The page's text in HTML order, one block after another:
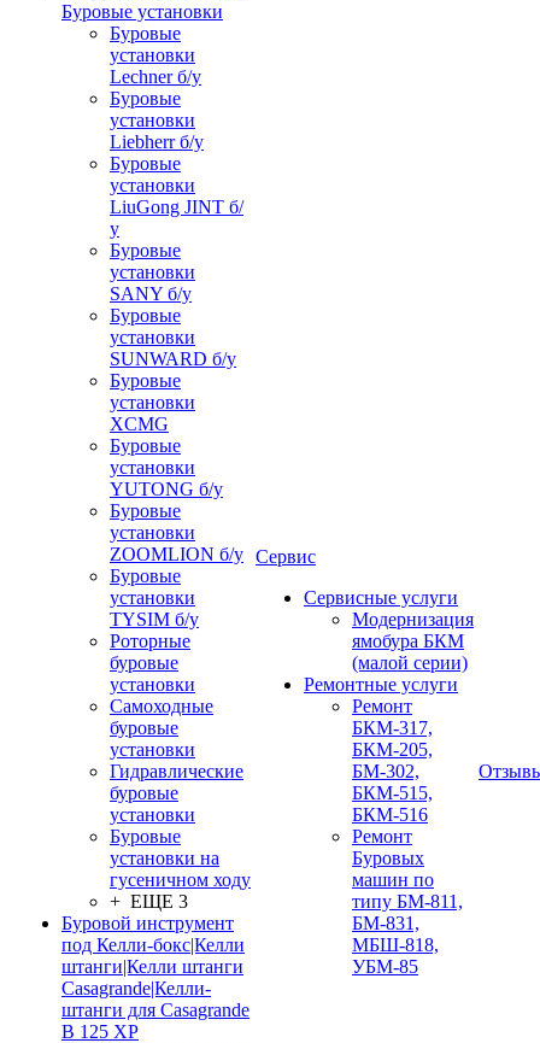
Буровые установки
Буровые
установки
Lechner б/у
Буровые
установки
Liebherr б/у
Буровые
установки
LiuGong JINT б/
у
Буровые
установки
SANY б/у
Буровые
установки
SUNWARD б/у
Буровые
установки
XCMG
Буровые
установки
YUTONG б/у
Буровые
установки
ZOOMLION б/у
Буровые
установки
TYSIM б/у
Роторные
буровые
установки
Самоходные
буровые
установки
Гидравлические
буровые
установки
Буровые
установки на
гусеничном ходу
+ ЕЩЕ 3
Буровой инструмент
под Келли-бокс|Келли
штанги|Келли штанги
Casagrande|Келли-
штанги для Casagrande
B 125 XP
Сервис
Сервисные услуги
Модернизация
ямобура БКМ
(малой серии)
Ремонтные услуги
Ремонт
БКМ-317,
БКМ-205,
БМ-302,
БКМ-515,
БКМ-516
Ремонт
Буровых
машин по
типу БМ-811,
БМ-831,
МБШ-818,
УБМ-85